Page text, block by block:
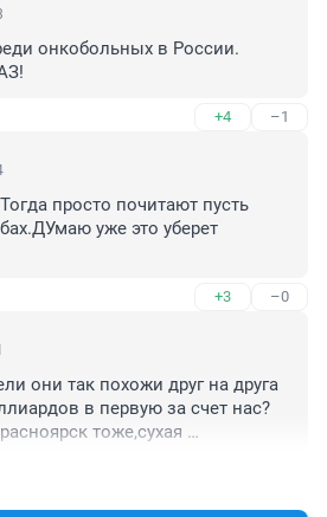
онкобольных в России.
+4 –1
просто почитают пусть
уже это уберет
+3 –0
они так похожи друг на друга
в первую за счет нас?
тоже,сухая